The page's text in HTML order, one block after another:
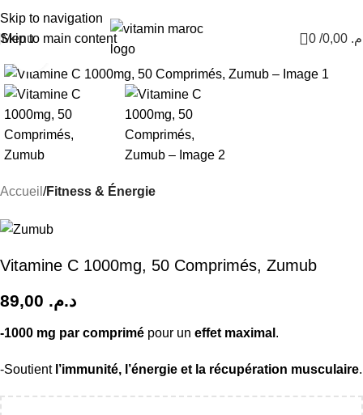
Skip to navigation
Skip to main content
Menu 0 /
Click to enlarge
Accueil Fitness & Énergie
Vitamine C 1000mg, 50 Comprimés, Zumub
د.م.
-1000 mg par comprimé pour un effet maximal .
-Soutient l’immunité, l’énergie et la récupération musculaire.